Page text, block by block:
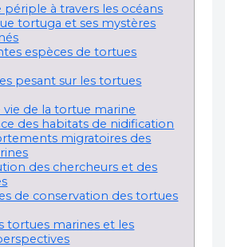
à travers les océans
tortuga et ses mystères
espèces de tortues
pesant sur les tortues
vie de la tortue marine
des habitats de nidification
migratoires des
des chercheurs et des
de conservation des tortues
tortues marines et les